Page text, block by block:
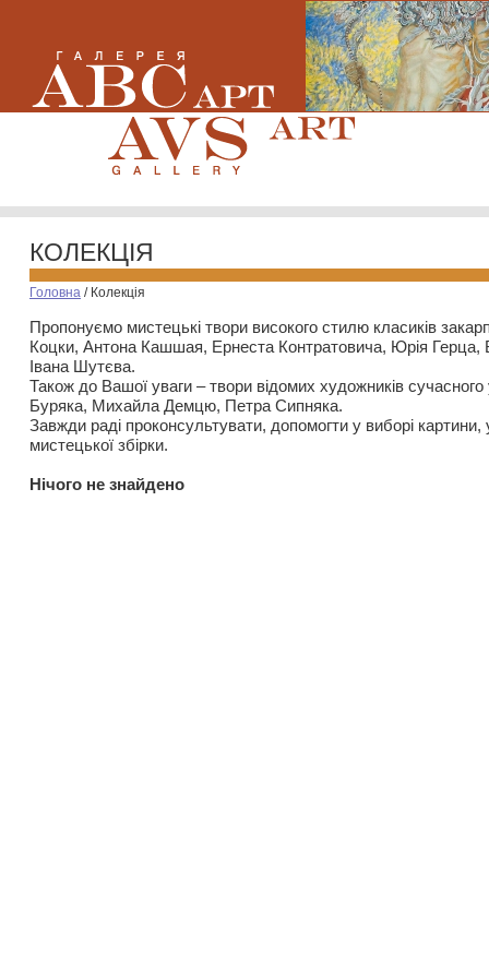
КОЛЕКЦІЯ
Головна / Колекція
Пропонуємо мистецькі твори високого стилю класиків
Коцки, Антона Кашшая, Ернеста Контратовича, Юрія
Івана Шутєва.
Також до Вашої уваги – твори відомих художників
Буряка, Михайла Демцю, Петра Сипняка.
Завжди раді проконсультувати, допомогти у виборі картини,
мистецької збірки.
Нiчого не знайдено